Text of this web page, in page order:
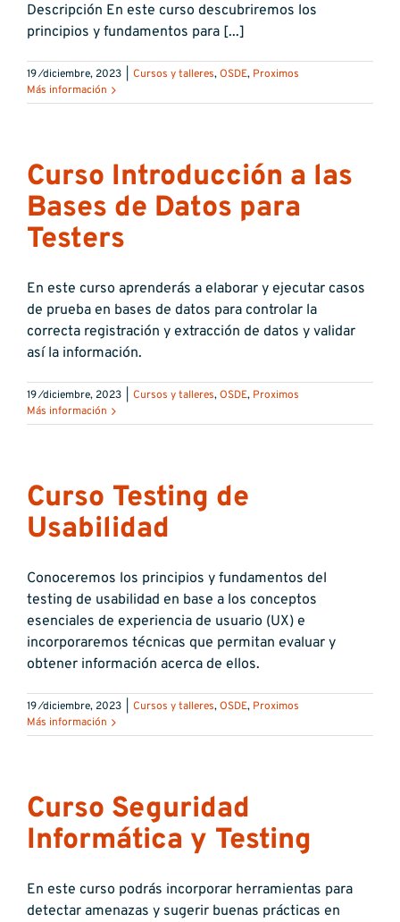
Descripción En este curso descubriremos los
principios y fundamentos para [...]
19 ⁄diciembre, 2023 Cursos y talleres,OSDE, Proximos
Más información
Curso Introducción a las
Bases de Datos para
Testers
En este curso aprenderás a elaborar y ejecutar casos
de prueba en bases de datos para controlar la
correcta registración y extracción de datos y validar
así la información.
19 ⁄diciembre, 2023 Cursos y talleres,OSDE, Proximos
Más información
Curso Testing de
Usabilidad
Conoceremos los principios y fundamentos del
testing de usabilidad en base a los conceptos
esenciales de experiencia de usuario (UX) e
incorporaremos técnicas que permitan evaluar y
obtener información acerca de ellos.
19 ⁄diciembre, 2023 Cursos y talleres,OSDE, Proximos
Más información
Curso Seguridad
Informática y Testing
En este curso podrás incorporar herramientas para
detectar amenazas y sugerir buenas prácticas en